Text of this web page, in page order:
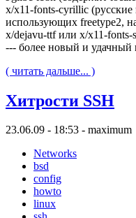
x/x11-fonts-cyrillic
использующих freetype2,
x/dejavu-ttf или x/x11-
--- более новый и удачный
( читать дальше... )
Хитрости SSH
23.06.09 - 18:53 - maximum
Networks
bsd
config
howto
linux